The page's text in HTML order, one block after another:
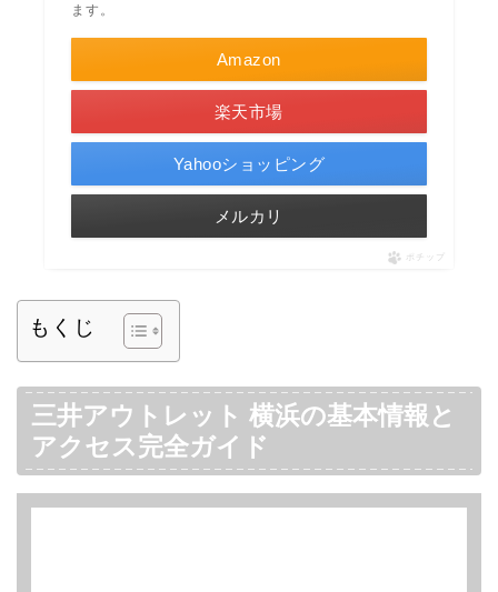
ます。
Amazon
楽天市場
Yahooショッピング
メルカリ
ポチップ
もくじ
三井アウトレット 横浜の基本情報と
アクセス完全ガイド